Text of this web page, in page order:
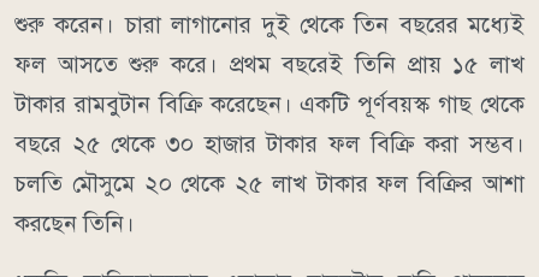
শুরু করেন। চারা লাগানোর দুই থেকে তিন বছরের মধ্যেই
ফল আসতে শুরু করে। প্রথম বছরেই তিনি প্রায় ১৫ লাখ
টাকার রামবুটান বিক্রি করেছেন। একটি পূর্ণবয়স্ক গাছ থেকে
বছরে ২৫ থেকে ৩০ হাজার টাকার ফল বিক্রি করা সম্ভব।
চলতি মৌসুমে ২০ থেকে ২৫ লাখ টাকার ফল বিক্রির আশা
করছেন তিনি।